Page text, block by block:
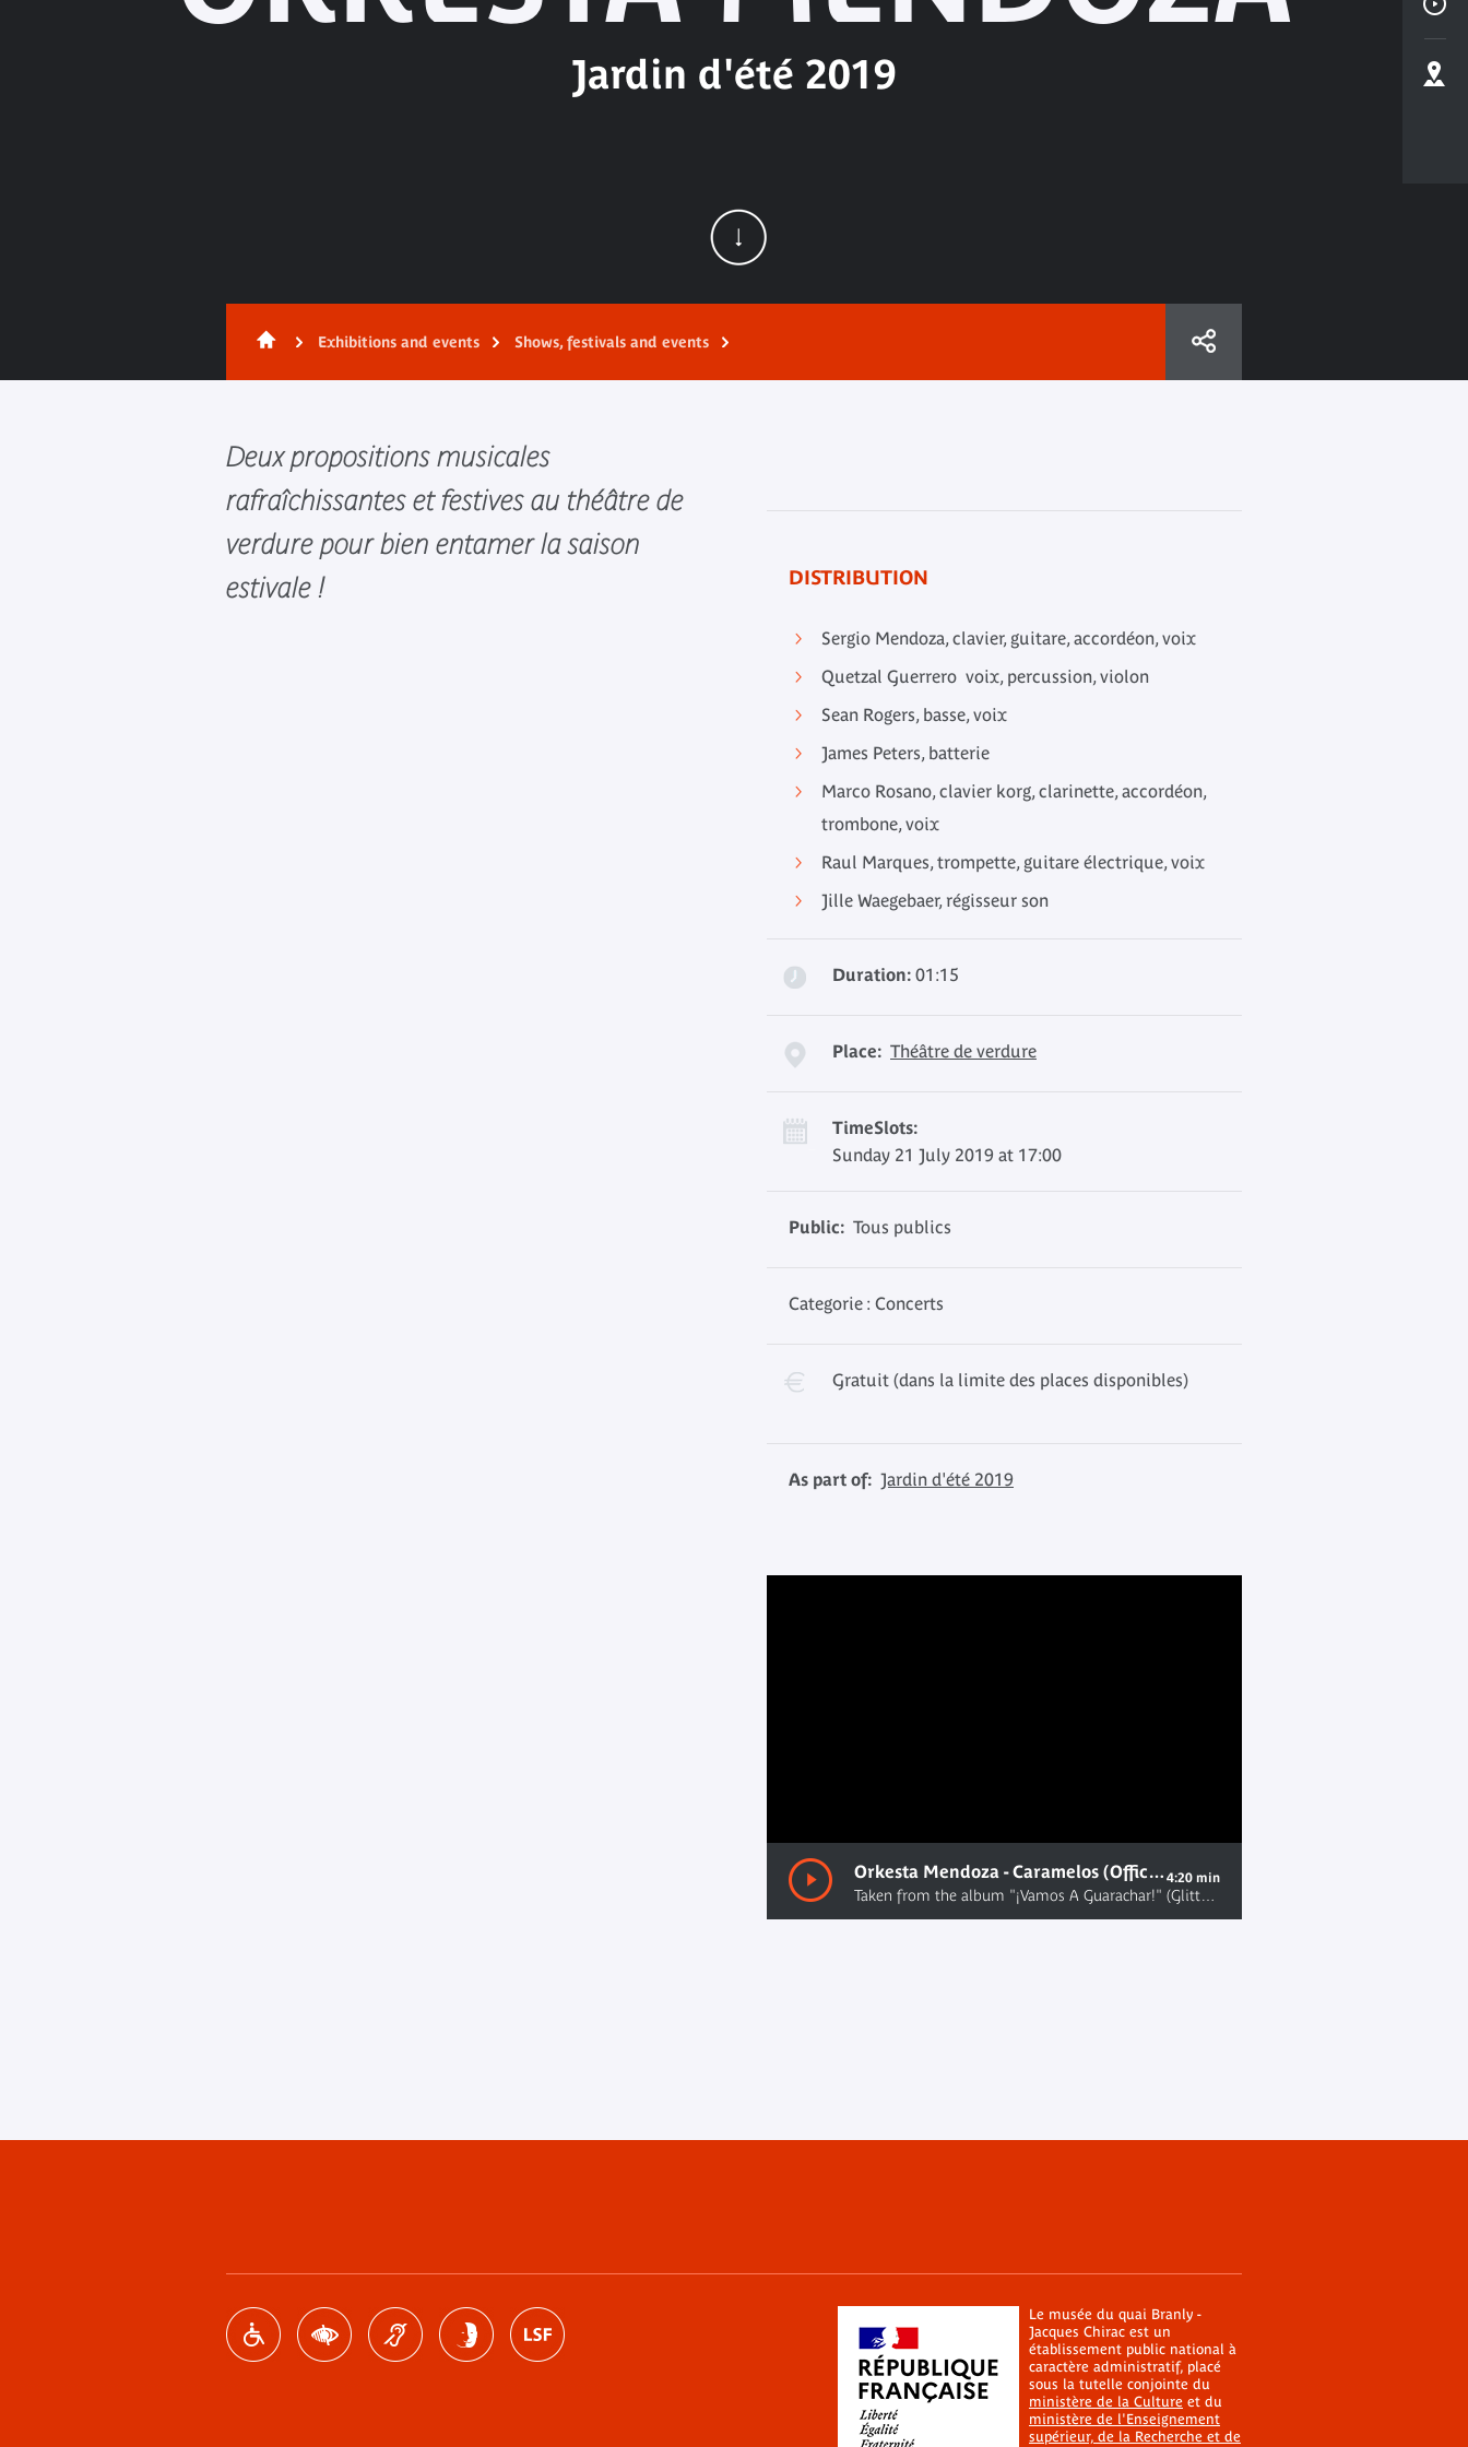
Jardin d'été 2019
Exhibitions and events Shows, festivals and events
Deux propositions musicales
rafraîchissantes et festives au théâtre de
verdure pour bien entamer la saison
estivale !
DISTRIBUTION
Sergio Mendoza, clavier, guitare, accordéon, voix
Quetzal Guerrero voix, percussion, violon
Sean Rogers, basse, voix
James Peters, batterie
Marco Rosano, clavier korg, clarinette, accordéon,
trombone, voix
Raul Marques, trompette, guitare électrique, voix
Jille Waegebaer, régisseur son
Duration: 01:15
Place: Théâtre de verdure
TimeSlots:
Sunday 21 July 2019 at 17:00
Public: Tous publics
Categorie : Concerts
Gratuit (dans la limite des places disponibles)
As part of: Jardin d'été 2019
00:00 / 00:00 Orkesta Mendoza - Caramelos (Official video clip)
Taken from the album "¡Vamos A Guarachar!" (Glitterbeat records) Release date: October 7th, 2016 Booking : DERAPAGE PRODUCTIONS www.derapageprod.fr contact : derapageprod@derapageprod.fr
4:20 min
menu
Le musée du quai Branly -
Jacques Chirac est un
établissement public national à
caractère administratif, placé
sous la tutelle conjointe du
ministère de la Culture et du
ministère de l'Enseignement
supérieur, de la Recherche et de